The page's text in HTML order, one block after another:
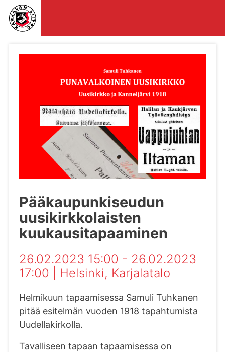
Pääkaupunkiseudun
uusikirkkolaisten
kuukausitapaaminen
26.02.2023 15:00 - 26.02.2023
17:00
Helsinki, Karjalatalo
Helmikuun tapaamisessa Samuli Tuhkanen
pitää esitelmän vuoden 1918 tapahtumista
Uudellakirkolla.
Tavalliseen tapaan tapaamisessa on